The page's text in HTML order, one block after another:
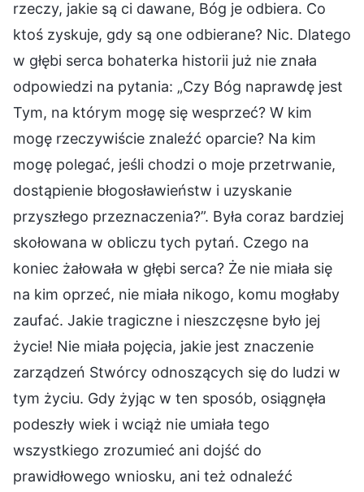
rzeczy, jakie są ci dawane, Bóg je odbiera. Co
ktoś zyskuje, gdy są one odbierane? Nic. Dlatego
w głębi serca bohaterka historii już nie znała
odpowiedzi na pytania: „Czy Bóg naprawdę jest
Tym, na którym mogę się wesprzeć? W kim
mogę rzeczywiście znaleźć oparcie? Na kim
mogę polegać, jeśli chodzi o moje przetrwanie,
dostąpienie błogosławieństw i uzyskanie
przyszłego przeznaczenia?”. Była coraz bardziej
skołowana w obliczu tych pytań. Czego na
koniec żałowała w głębi serca? Że nie miała się
na kim oprzeć, nie miała nikogo, komu mogłaby
zaufać. Jakie tragiczne i nieszczęsne było jej
życie! Nie miała pojęcia, jakie jest znaczenie
zarządzeń Stwórcy odnoszących się do ludzi w
tym życiu. Gdy żyjąc w ten sposób, osiągnęła
podeszły wiek i wciąż nie umiała tego
wszystkiego zrozumieć ani dojść do
prawidłowego wniosku, ani też odnaleźć